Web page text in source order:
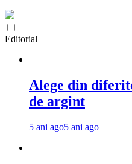
Editorial
Alege din
de argint
5 ani ago5 ani ago